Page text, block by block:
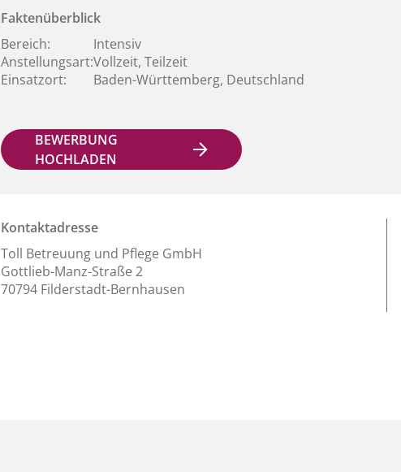
Faktenüberblick
Bereich:
Anstellungsart:
Einsatzort:
Intensiv
Vollzeit, Teilzeit
Baden-Württemberg, Deutschland
BEWERBUNG
HOCHLADEN
Kontaktadresse
Toll Betreuung und Pflege GmbH
Gottlieb-Manz-Straße 2
70794 Filderstadt-Bernhausen